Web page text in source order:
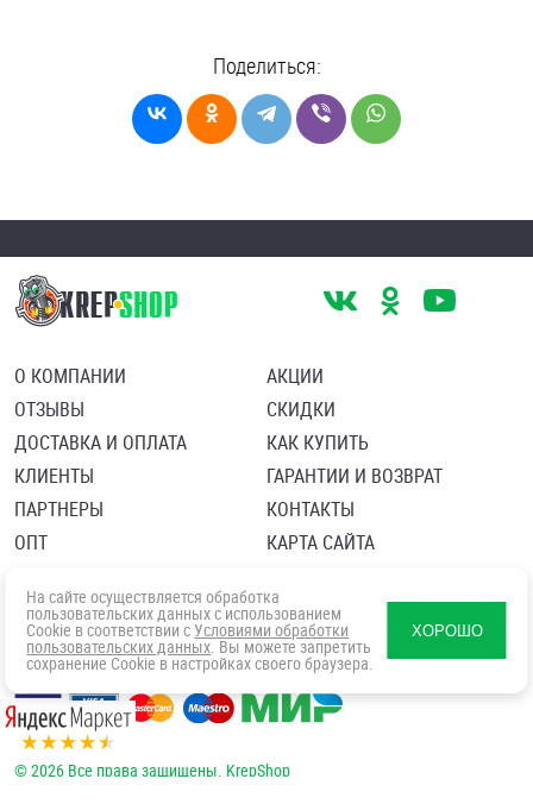
Поделиться:
О КОМПАНИИ
ОТЗЫВЫ
ДОСТАВКА И ОПЛАТА
КЛИЕНТЫ
ПАРТНЕРЫ
ОПТ
АКЦИИ
СКИДКИ
КАК КУПИТЬ
ГАРАНТИИ И ВОЗВРАТ
КОНТАКТЫ
КАРТА САЙТА
Политика в отношении обработки персональных данных
Согласие посетителя сайта на обработку персональных данны
© 2026 Все права защищены. KrepShop
На сайте осуществляется обработка
пользовательских данных с использованием
Cookie в соответствии с Условиями обработки
пользовательских данных. Вы можете запретить
сохранение Cookie в настройках своего браузера.
ХОРОШО